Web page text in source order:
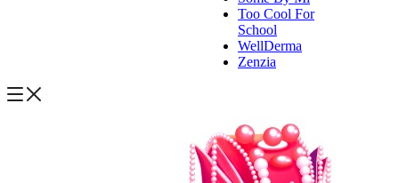
Too Cool For
School
WellDerma
Zenzia